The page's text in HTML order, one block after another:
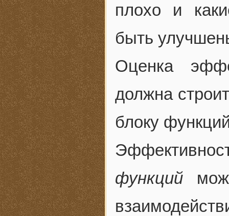
плохо и
быть
Оценка
должна
блоку
функций